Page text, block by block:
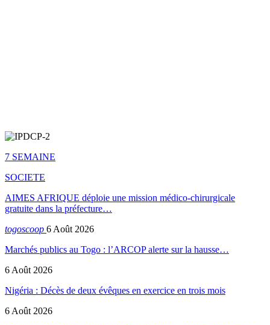
7 SEMAINE
SOCIETE
AIMES AFRIQUE déploie une mission médico-chirurgicale
gratuite dans la préfecture…
togoscoop 6 Août 2026
Marchés publics au Togo : l’ARCOP alerte sur la hausse…
6 Août 2026
Nigéria : Décès de deux évêques en exercice en trois mois
6 Août 2026